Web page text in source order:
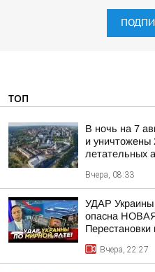
ТОП
В ночь на 7
и уничтожены
летательных
Вчера, 08:33
УДАР
опасна
Вчера, 22:27